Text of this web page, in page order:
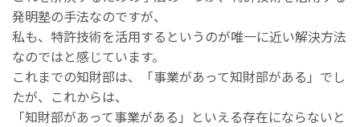
発明塾の手法なのですが、
私も、特許技術を活用するというのが唯一に近い解決方法
なのではと感じています。
これまでの知財部は、「事業があって知財部がある」でし
たが、これからは、
「知財部があって事業がある」といえる存在にならないと